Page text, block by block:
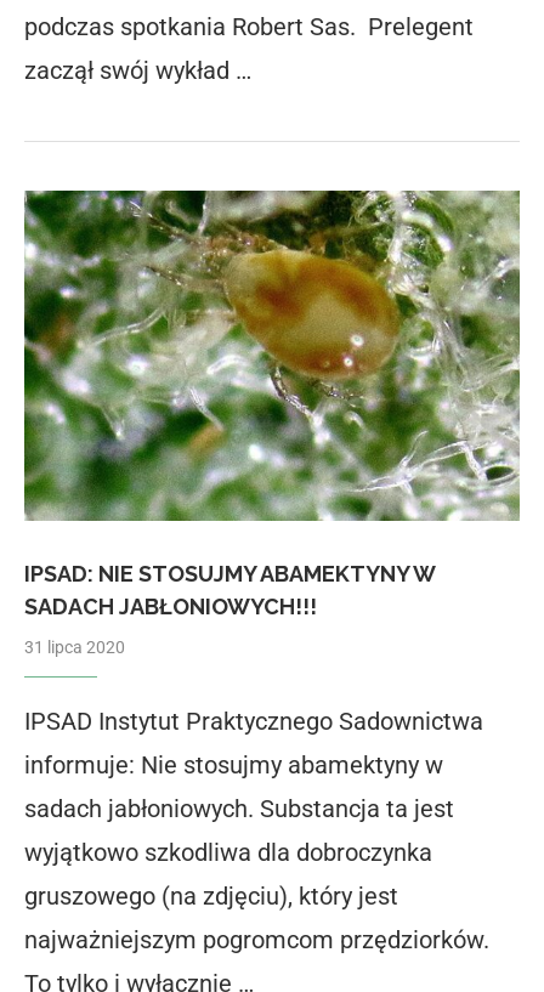
podczas spotkania Robert Sas. Prelegent
zaczął swój wykład …
IPSAD: NIE STOSUJMY ABAMEKTYNY W
SADACH JABŁONIOWYCH!!!
31 lipca 2020
IPSAD Instytut Praktycznego Sadownictwa
informuje: Nie stosujmy abamektyny w
sadach jabłoniowych. Substancja ta jest
wyjątkowo szkodliwa dla dobroczynka
gruszowego (na zdjęciu), który jest
najważniejszym pogromcom przędziorków.
To tylko i wyłącznie …